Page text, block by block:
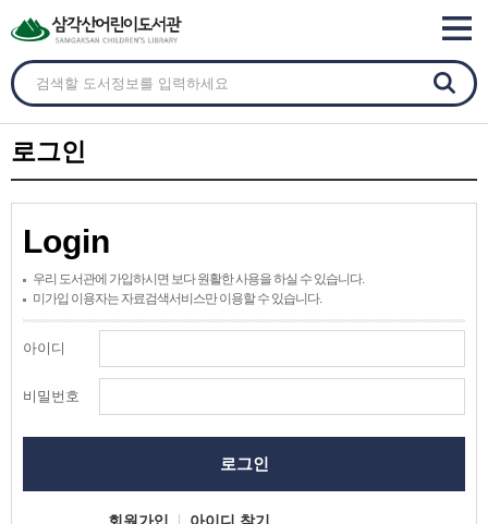
로그인
Login
우리 도서관에 가입하시면 보다 원활한 사용을 하실 수 있습니다.
미가입 이용자는 자료검색서비스만 이용할 수 있습니다.
아이디
비밀번호
로그인